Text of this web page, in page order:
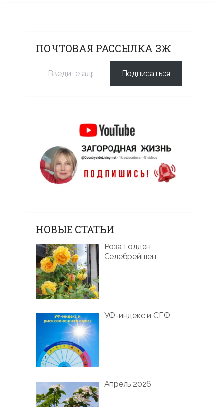
ПОЧТОВАЯ РАССЫЛКА ЗЖ
Введите адрес электронной почты…
Подписаться
НОВЫЕ СТАТЬИ
Роза Голден
Селебрейшен
УФ-индекс и СПФ
Апрель 2026